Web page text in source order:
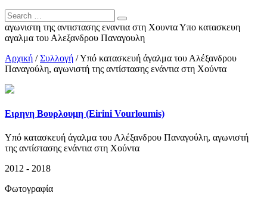
αγωνιστη της αντιστασης εναντια στη Χουντα Υπο κατασκευη
αγαλμα του Αλεξανδρου Παναγουλη
Αρχική /Συλλογή /Υπό κατασκευή άγαλμα του Αλέξανδρου
Παναγούλη, αγωνιστή της αντίστασης ενάντια στη Χούντα
Ειρηνη Βουρλουμη (Eirini Vourloumis)
Υπό κατασκευή άγαλμα του Αλέξανδρου Παναγούλη, αγωνιστή
της αντίστασης ενάντια στη Χούντα
2012 - 2018
Φωτογραφία